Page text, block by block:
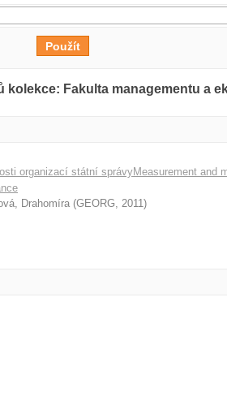
kolekce: Fakulta managementu a
organizací státní správyMeasurement and
Drahomíra (GEORG, 2011)